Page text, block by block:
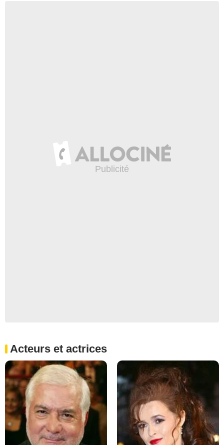
Acteurs et actrices